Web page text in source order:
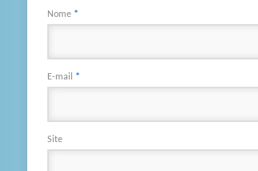
Nome *
E-mail *
Site